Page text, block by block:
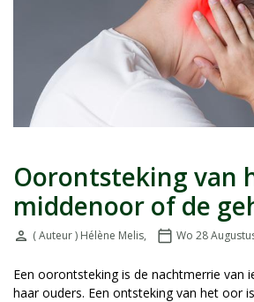
Oorontsteking van
middenoor of de
person
Door:( Auteur ) Hélène Melis, calendar_today
Geplaatst op:
Wo 28
Een oorontsteking is de nachtmerrie van
haar ouders. Een ontsteking van het oor